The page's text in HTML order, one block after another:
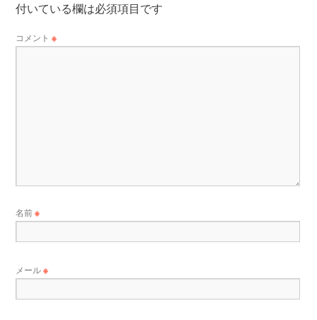
付いている欄は必須項目です
コメント※
名前※
メール※